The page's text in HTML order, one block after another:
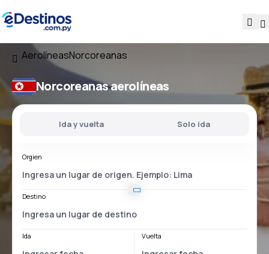
AerolíneasNorcoreanas
Norcoreanas aerolíneas
Ida y vuelta Solo ida
Orgien
Destino
Ida Vuelta